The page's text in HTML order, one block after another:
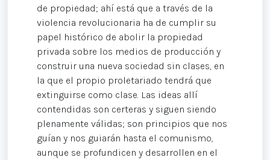
de propiedad; ahí está que a través de la
violencia revolucionaria ha de cumplir su
papel histórico de abolir la propiedad
privada sobre los medios de producción y
construir una nueva sociedad sin clases, en
la que el propio proletariado tendrá que
extinguirse como clase. Las ideas allí
contendidas son certeras y siguen siendo
plenamente válidas; son principios que nos
guían y nos guiarán hasta el comunismo,
aunque se profundicen y desarrollen en el